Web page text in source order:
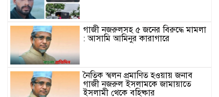
গাজী নজরুলসহ ৫ জনের বিরুদ্ধে মামলা
: আসামি আমিনুর কারাগারে
নৈতিক স্খলন প্রমাণিত হওয়ায় জনাব
গাজী নজরুল ইসলামকে জামায়াতে
ইসলামী থেকে বহিষ্কার